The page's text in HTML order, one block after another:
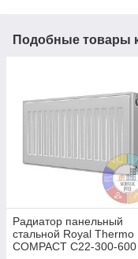
Подобные товары
Радиатор панельный
стальной Royal Thermo
COMPACT C22-300-600